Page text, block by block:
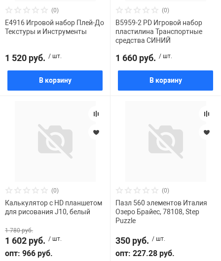
(0)
Е4916 Игровой набор Плей-До
Текстуры и Инструменты
1 520 руб. / шт.
В корзину
(0)
B5959-2 PD Игровой набор
пластилина Транспортные
средства СИНИЙ
1 660 руб. / шт.
В корзину
(0)
Калькулятор с HD планшетом
для рисования J10, белый
1 780 руб.
1 602 руб. / шт.
опт: 966 руб.
(0)
Пазл 560 элементов Италия
Озеро Брайес, 78108, Step
Puzzle
350 руб. / шт.
опт: 227.28 руб.